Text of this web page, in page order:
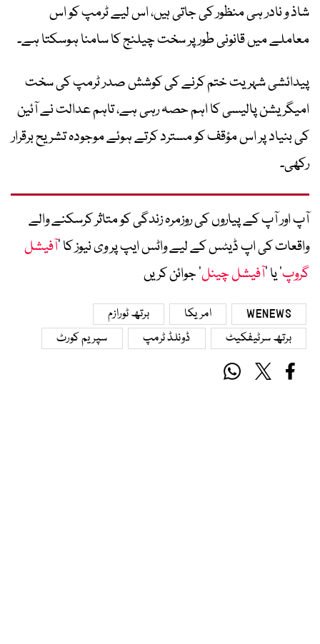
شاذ و نادر ہی منظور کی جاتی ہیں، اس لیے ٹرمپ کو اس
معاملے میں قانونی طور پر سخت چیلنج کا سامنا ہوسکتا ہے۔
پیدائشی شہریت ختم کرنے کی کوشش صدر ٹرمپ کی سخت
امیگریشن پالیسی کا اہم حصہ رہی ہے، تاہم عدالت نے آئین
کی بنیاد پر اس مؤقف کو مسترد کرتے ہوئے موجودہ تشریح برقرار
رکھی۔
آپ اور آپ کے پیاروں کی روزمرہ زندگی کو متاثر کرسکنے والے
واقعات کی اپ ڈیٹس کے لیے واٹس ایپ پر وی نیوز کا ’آفیشل
گروپ‘ یا ’آفیشل چینل‘ جوائن کریں
WENEWS امریکا
برتھ ٹورازم
برتھ سرٹیفکیٹ
ڈونلڈ ٹرمپ سپریم کورٹ